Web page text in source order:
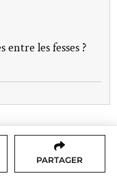
entre les fesses ?
PARTAGER